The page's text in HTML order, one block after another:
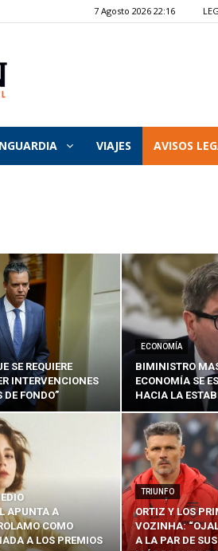
7 Agosto 2026 22:16
VIAJES AVISOS
SE REQUIERE
INTERVENCIONES
FONDO”
ECONOMÍA
BIMINISTRO
ECONOMÍA SE
HACIA LA
APUNTA A
COMO
A LOS PREMIOS
TRIUNFO
ORTIZ Y LOS
VOZINHA:
A LA PAR DE